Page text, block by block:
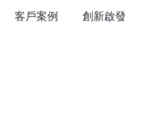
客戶案例 創新啟發